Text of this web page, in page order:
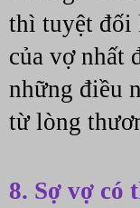
thì tuyệt đối
của vợ nhất
những điều
từ lòng
8. Sợ vợ có